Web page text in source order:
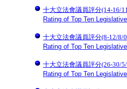
十大立法會議員評分(14-16/
Rating of Top Ten
十大立法會議員評分(8-12/8/
Rating of Top Ten
十大立法會議員評分(26-30/
Rating of Top Ten